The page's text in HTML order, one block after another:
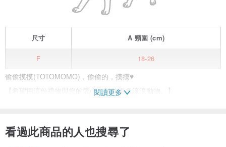
尺寸 A 頸圍 (cm)
F 18-26
偷偷摸摸(TOTOMOMO)，偷偷的，摸摸♥
【希望用這份禮物與您的愛心，幫助更多流浪動物。】
閱讀更多
看過此商品的人也搜尋了